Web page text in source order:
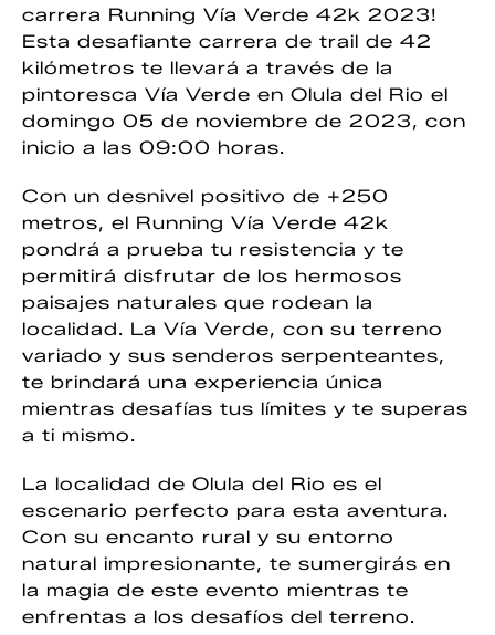
carrera Running Vía Verde 42k 2023!
Esta desafiante carrera de trail de 42
kilómetros te llevará a través de la
pintoresca Vía Verde en Olula del Rio el
domingo 05 de noviembre de 2023, con
inicio a las 09:00 horas.
Con un desnivel positivo de +250
metros, el Running Vía Verde 42k
pondrá a prueba tu resistencia y te
permitirá disfrutar de los hermosos
paisajes naturales que rodean la
localidad. La Vía Verde, con su terreno
variado y sus senderos serpenteantes,
te brindará una experiencia única
mientras desafías tus límites y te superas
a ti mismo.
La localidad de Olula del Rio es el
escenario perfecto para esta aventura.
Con su encanto rural y su entorno
natural impresionante, te sumergirás en
la magia de este evento mientras te
enfrentas a los desafíos del terreno.